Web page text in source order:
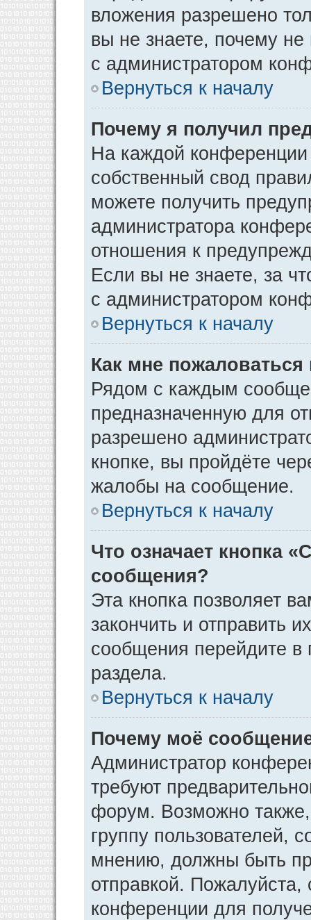
вложения разрешено
вы не знаете, почему
с администратором
Вернуться к началу
Почему я получил
На каждой конференции
собственный свод
можете получить
администратора
отношения к
Если вы не знаете, за
с администратором
Вернуться к началу
Как мне
Рядом с каждым
предназначенную для
разрешено
кнопке, вы пройдёте
жалобы на сообщение.
Вернуться к началу
Что означает кнопка
сообщения?
Эта кнопка позволяет
закончить и отправить
сообщения перейдите в
раздела.
Вернуться к началу
Почему моё
Администратор
требуют
форум. Возможно
группу пользователей,
мнению, должны быть
отправкой.
конференции для